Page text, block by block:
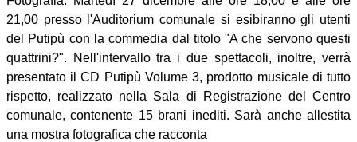
21,00 presso l'Auditorium comunale si esibiranno gli utenti
del Putipù con la commedia dal titolo "A che servono questi
quattrini?". Nell'intervallo tra i due spettacoli, inoltre, verrà
presentato il CD Putipù Volume 3, prodotto musicale di tutto
rispetto, realizzato nella Sala di Registrazione del Centro
comunale, contenente 15 brani inediti. Sarà anche allestita
una mostra fotografica che racconta